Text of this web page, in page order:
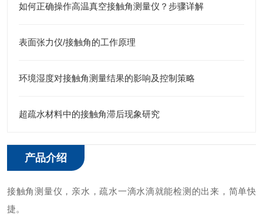
如何正确操作高温真空接触角测量仪？步骤详解
表面张力仪/接触角的工作原理
​环境湿度对接触角测量结果的影响及控制策略
超疏水材料中的接触角滞后现象研究
产品介绍
接触角测量仪，亲水，疏水一滴水滴就能检测的出来，简单快
捷。